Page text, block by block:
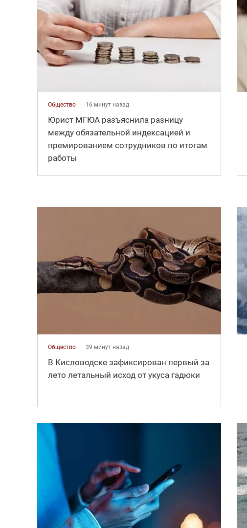
Общество 16 минут назад
Юрист МГЮА разъяснила разницу
между обязательной индексацией и
премированием сотрудников по итогам
работы
Общество 39 минут назад
В Кисловодске зафиксирован первый за
лето летальный исход от укуса гадюки